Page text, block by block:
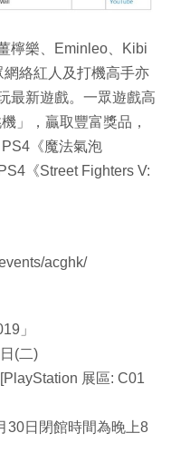
檸樂、Eminleo、Kibi
絡紅人及打機高手亦
最新遊戲。一眾遊戲高
」，贏取豐富獎品，
《魔法氣泡
《Street Fighters V:
acghk/
」
(二)
展區: C01
30日閉館時間為晚上8